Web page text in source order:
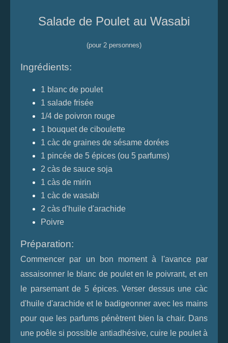
Salade de Poulet au Wasabi
(pour 2 personnes)
Ingrédients:
1 blanc de poulet
1 salade frisée
1/4 de poivron rouge
1 bouquet de ciboulette
1 càc de graines de sésame dorées
1 pincée de 5 épices (ou 5 parfums)
2 càs de sauce soja
1 càs de mirin
1 càc de wasabi
2 càs d'huile d'arachide
Poivre
Préparation:
Commencer par un bon moment à l'avance par
assaisonner le blanc de poulet en le poivrant, et en
le parsemant de 5 épices. Verser dessus une càc
d'huile d'arachide et le badigeonner avec les mains
pour que les parfums pénètrent bien la chair. Dans
une poêle si possible antiadhésive, cuire le poulet à